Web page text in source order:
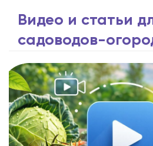
Видео и статьи
садоводов-